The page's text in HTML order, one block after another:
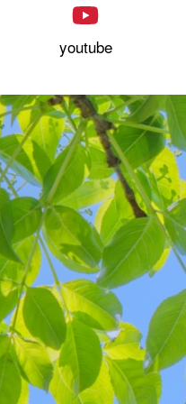
youtube